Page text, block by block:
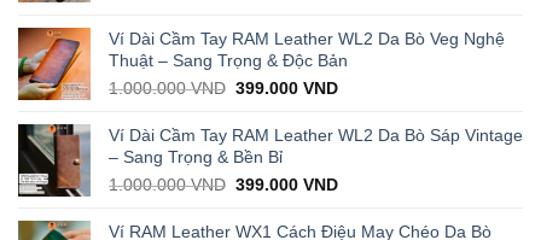
was:
1.000.000 VND.
is:
429.000 VND.
Ví Dài Cầm Tay RAM Leather WL2 Da Bò Veg Nghệ
Thuật – Sang Trọng & Độc Bản
1.000.000VND Original
was:
1.000.000 VND.
399.000VNDCurrent
is:
Ví Dài Cầm Tay RAM Leather WL2 Da Bò Sáp Vintage
– Sang Trọng & Bền Bỉ
1.000.000VND Original
was:
399.000VNDCurrent
is:
Ví RAM Leather WX1 Cách Điệu May Chéo Da Bò